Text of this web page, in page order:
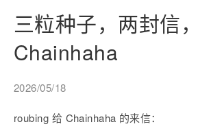
三粒种子，两封信
Chainhaha
2026/05/18
roubing 给 Chainhaha 的来信：